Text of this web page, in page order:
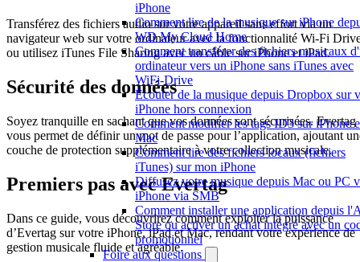
iPhone
Comment lire de la musique sur iPhone
WD My Cloud Home
Comment transférer des fichiers musicaux
ordinateur vers un iPhone sans iTunes avec
WiFi-Drive
Écouter de la musique depuis Dropbox sur
iPhone hors connexion
Comment modifier les tags ID3 sur iPhone
Mac
Comment lire des fichiers locaux (fichiers
iTunes) sur mon iPhone
Diffusez votre musique depuis Mac ou PC
iPhone via SMB
Comment installer une application depuis
Store ou activer un achat intégré avec un
promotionnel
Foire aux questions
Transférez des fichiers audio sur votre appareil sans effort via un
navigateur web sur votre ordinateur avec la fonctionnalité Wi-Fi
ou utilisez iTunes File Sharing avec un câble sur iPhone et iPad.
Sécurité des données
Soyez tranquille en sachant que vos données sont sécurisées. Evertag
vous permet de définir un mot de passe pour l’application, ajoutant
couche de protection supplémentaire à votre collection musicale.
Premiers pas avec Evertag
Dans ce guide, vous découvrirez comment exploiter la puissance
d’Evertag sur votre iPhone, iPad et Mac, rendant votre expérience de
gestion musicale fluide et agréable.